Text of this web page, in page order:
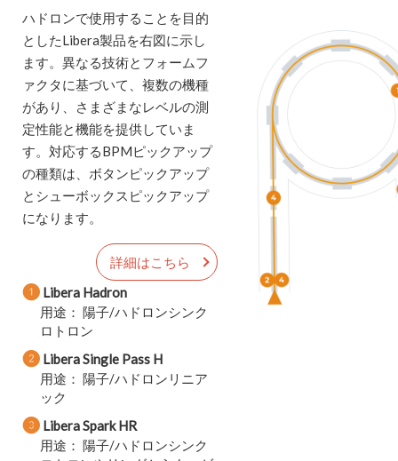
ハドロンで使用することを目的
としたLibera製品を右図に示し
ます。異なる技術とフォームフ
ァクタに基づいて、複数の機種
があり、さまざまなレベルの測
定性能と機能を提供していま
す。対応するBPMピックアップ
の種類は、ボタンピックアップ
とシューボックスピックアップ
になります。
詳細はこちら
❶ Libera Hadron
用途： 陽子/ハドロンシンク
ロトロン
❷ Libera Single Pass H
用途： 陽子/ハドロンリニア
ック
❸ Libera Spark HR
用途： 陽子/ハドロンシンク